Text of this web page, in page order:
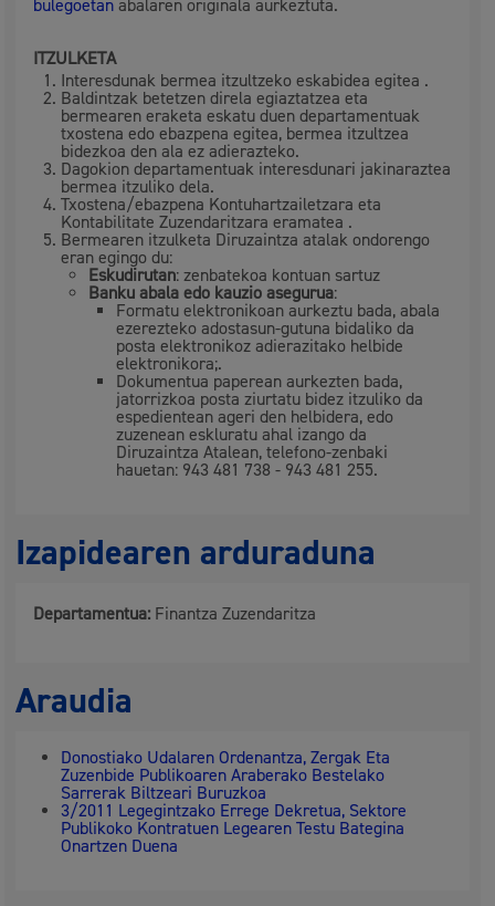
bulegoetan abalaren originala aurkeztuta.
ITZULKETA
Interesdunak bermea itzultzeko eskabidea egitea .
Baldintzak betetzen direla egiaztatzea eta
bermearen eraketa eskatu duen departamentuak
txostena edo ebazpena egitea, bermea itzultzea
bidezkoa den ala ez adierazteko.
Dagokion departamentuak interesdunari jakinaraztea
bermea itzuliko dela.
Txostena/ebazpena Kontuhartzailetzara eta
Kontabilitate Zuzendaritzara eramatea .
Bermearen itzulketa Diruzaintza atalak ondorengo
eran egingo du:
Eskudirutan: zenbatekoa kontuan sartuz
Banku abala edo kauzio asegurua:
Formatu elektronikoan aurkeztu bada, abala
ezerezteko adostasun-gutuna bidaliko da
posta elektronikoz adierazitako helbide
elektronikora;.
Dokumentua paperean aurkezten bada,
jatorrizkoa posta ziurtatu bidez itzuliko da
espedientean ageri den helbidera, edo
zuzenean eskluratu ahal izango da
Diruzaintza Atalean, telefono-zenbaki
hauetan: 943 481 738 - 943 481 255.
Izapidearen arduraduna
Departamentua: Finantza Zuzendaritza
Araudia
Donostiako Udalaren Ordenantza, Zergak Eta
Zuzenbide Publikoaren Araberako Bestelako
Sarrerak Biltzeari Buruzkoa
3/2011 Legegintzako Errege Dekretua, Sektore
Publikoko Kontratuen Legearen Testu Bategina
Onartzen Duena